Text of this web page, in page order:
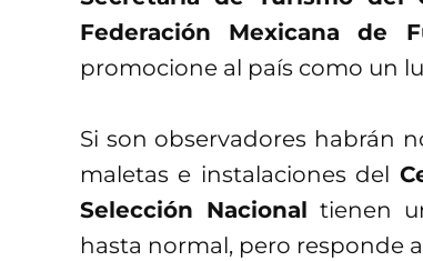
Federación Mexicana de
promocione al país como un
Si son observadores habrán
maletas e instalaciones del
Selección Nacional tienen
hasta normal, pero responde